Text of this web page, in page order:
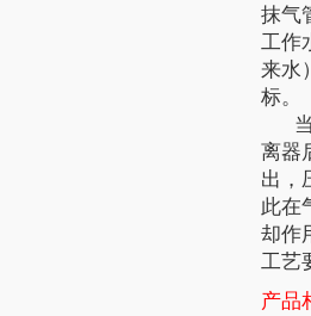
抹气
工作
来水
标。
当
离器
出，
此在
却作
工艺
产品